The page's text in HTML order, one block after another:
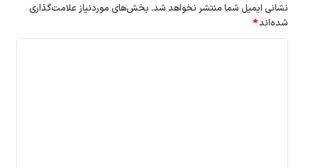
نشانی ایمیل شما منتشر نخواهد شد. بخش‌های موردنیاز علامت‌گذاری
شده‌اند*